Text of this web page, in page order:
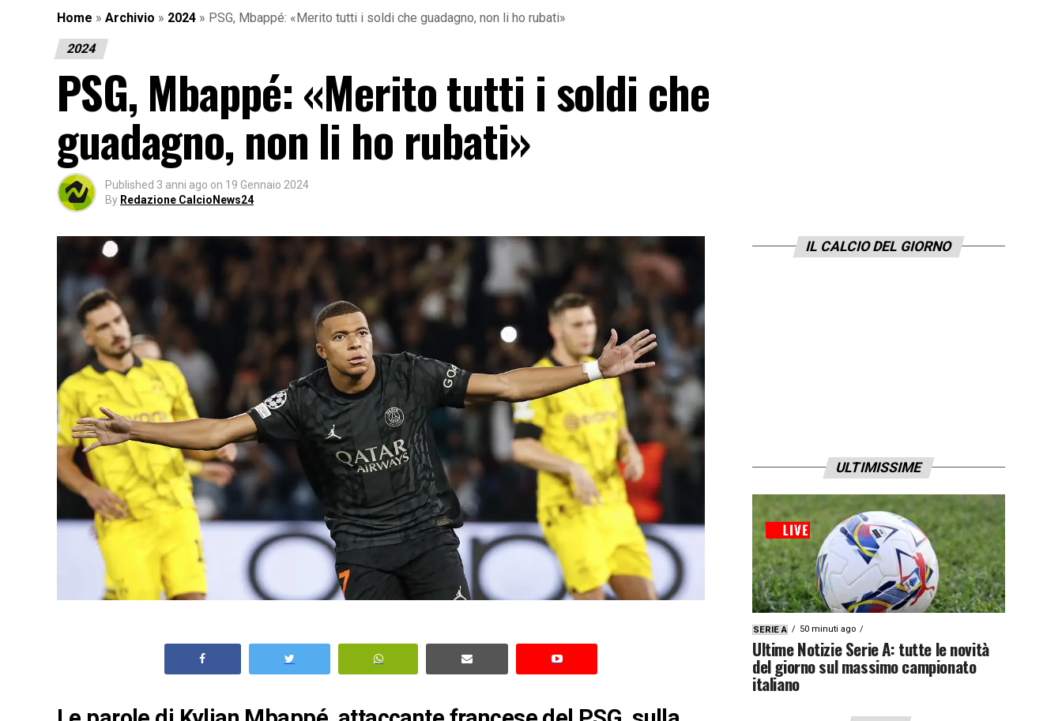
Home » Archivio » 2024 » PSG, Mbappé: «Merito tutti i soldi che guadagno, non li ho rubati»
2024
PSG, Mbappé: «Merito tutti i soldi che
guadagno, non li ho rubati»
Published 3 anni ago on 19 Gennaio 2024
By Redazione CalcioNews24
IL CALCIO DEL GIORNO
ULTIMISSIME
SERIE A 50 minuti ago
Ultime Notizie Serie A: tutte le novità
del giorno sul massimo campionato
italiano